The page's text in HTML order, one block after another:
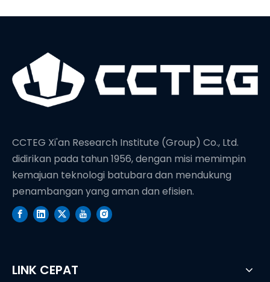
CCTEG Xi'an Research Institute (Group) Co., Ltd.
didirikan pada tahun 1956, dengan misi memimpin
kemajuan teknologi batubara dan mendukung
penambangan yang aman dan efisien.
LINK CEPAT